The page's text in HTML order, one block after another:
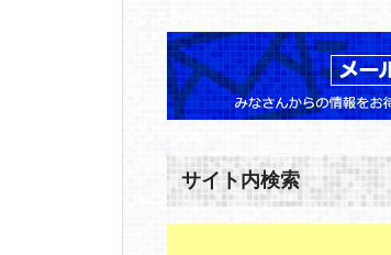
サイト内検索